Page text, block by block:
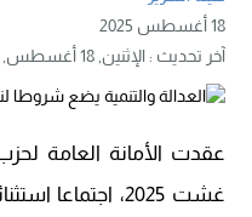
18 أغسطس 2025
آخر تحديث :الإثنين, 18 أغسطس, 2025 - 9:01 مساءً
غشت 2025، اجتماعا